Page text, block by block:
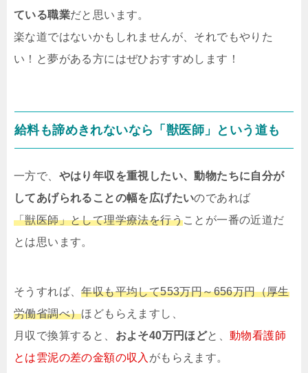
ている職業だと思います。
楽な道ではないかもしれませんが、それでもやりた
い！と夢がある方にはぜひおすすめします！
給料も諦めきれないなら「獣医師」という道も
一方で、 やはり年収を重視したい、動物たちに自分が
してあげられることの幅を広げたいのであれば
「獣医師」として理学療法を行うことが一番の近道だ
とは思います。
そうすれば、年収も平均して553万円～656万円（厚生
労働省調べ）ほどもらえますし、
月収で換算すると、 およそ40万円ほどと、動物看護師
とは雲泥の差の金額の収入 がもらえます。